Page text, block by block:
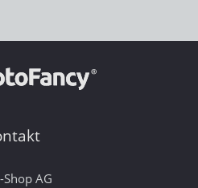
Shop AG